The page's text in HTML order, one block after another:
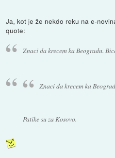
Ja, kot je že nekdo reku na e-
quote:
Znaci da krecem ka Beogradu.
Znaci da krecem ka
Patike su za Kosovo.